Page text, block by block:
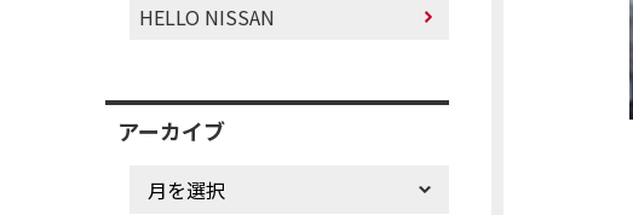
HELLO NISSAN
アーカイブ